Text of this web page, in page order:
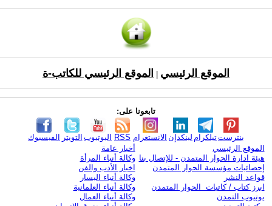
الموقع الرئيسي الموقع الرئيسي للكاتب-ة
تابعونا على:
الفيسبوك التويتر اليوتيوب RSS الانستغرام لينكدإن تيلكرامبنترست
الموقع الرئيسي
هيئة ادارة الحوار المتمدن - للإتصال بنا
إحصائيات مؤسسة الحوار المتمدن
قواعد النشر
ابرز كتاب / كاتبات الحوار المتمدن
يوتيوب التمدن
أخبار عامة
وكالة أنباء المرأة
اخبار الأدب والفن
وكالة أنباء اليسار
وكالة أنباء العلمانية
وكالة أنباء العمال